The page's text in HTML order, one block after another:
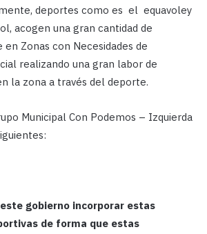
deportes como es el equavoley
acogen una gran cantidad de
Zonas con Necesidades de
realizando una gran labor de
la zona a través del deporte.
Municipal Con Podemos – Izquierda
gobierno incorporar estas
de forma que estas